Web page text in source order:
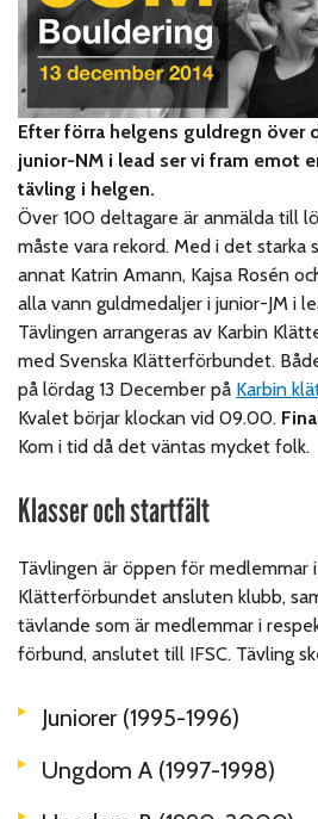
Efter förra helgens guldregn över
junior-NM i lead ser vi fram emot
tävling i helgen.
Över 100 deltagare är anmälda till
måste vara rekord. Med i det
annat Katrin Amann, Kajsa Rosén
alla vann guldmedaljer i junior-JM i
Tävlingen arrangeras av Karbin
med Svenska Klätterförbundet.
på lördag 13 December på Karbin
Kvalet börjar klockan vid 09.00.
Kom i tid då det väntas mycket folk.
Klasser och startfält
Tävlingen är öppen för medlemmar
Klätterförbundet ansluten klubb,
tävlande som är medlemmar i
förbund, anslutet till IFSC. Tävling
Juniorer (1995-1996)
Ungdom A (1997-1998)